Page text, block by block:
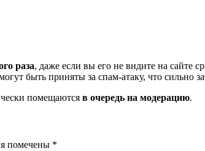
раза, даже если вы его не видите на сайте
быть приняты за спам-атаку, что сильно
помещаются в очередь на модерацию.
помечены *